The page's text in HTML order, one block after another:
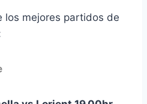
los mejores partidos de